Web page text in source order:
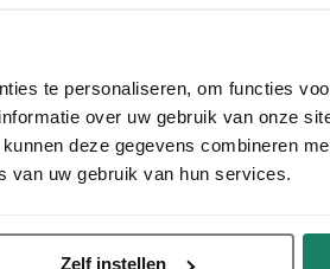
te personaliseren, om functies
over uw gebruik van onze
deze gegevens combineren
van uw gebruik van hun services.
Zelf instellen